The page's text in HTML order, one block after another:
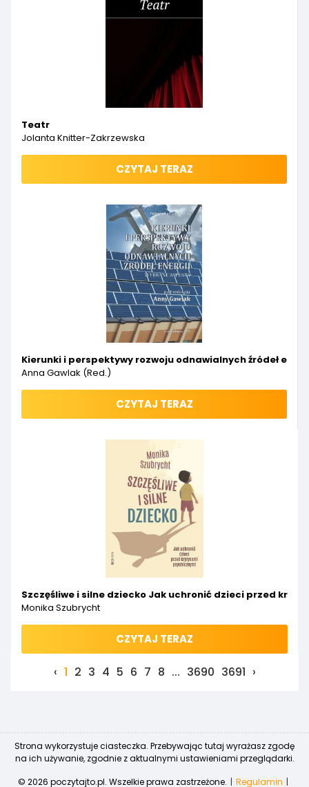
Teatr
Jolanta Knitter-Zakrzewska
CZYTAJ TERAZ
Kierunki i perspektywy rozwoju odnawialnych źródeł
Anna Gawlak (red.)
CZYTAJ TERAZ
Szczęśliwe i silne dziecko Jak uchronić dzieci przed
Monika Szubrycht
CZYTAJ TERAZ
‹ 1 2 3 4 5 6 7 8 ... 3690 3691 ›
Strona wykorzystuje ciasteczka. Przebywając tutaj wyrażasz zgodę
na ich używanie, zgodnie z aktualnymi ustawieniami przeglądarki.
© 2026 poczytajto.pl. Wszelkie prawa zastrzeżone.
Regulamin